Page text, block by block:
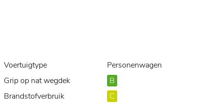
Voertuigtype
Personenwagen
Grip op nat wegdek
B
Brandstofverbruik
C